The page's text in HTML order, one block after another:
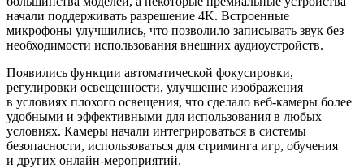
начали поддерживать разрешение 4K. Встроенные
микрофоны улучшились, что позволило записывать звук без
необходимости использования внешних аудиоустройств.
Появились функции автоматической фокусировки,
регулировки освещенности, улучшение изображения
в условиях плохого освещения, что сделало веб-камеры более
удобными и эффективными для использования в любых
условиях. Камеры начали интегрироваться в системы
безопасности, использоваться для стриминга игр, обучения
и других онлайн-мероприятий.